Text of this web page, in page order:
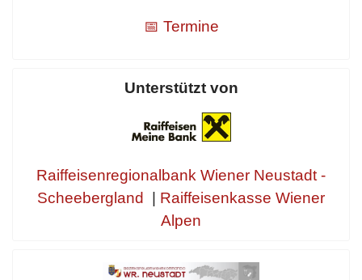
📅 Termine
Unterstützt von
Raiffeisenregionalbank Wiener Neustadt -
Scheebergland
Raiffeisenkasse Wiener
Alpen